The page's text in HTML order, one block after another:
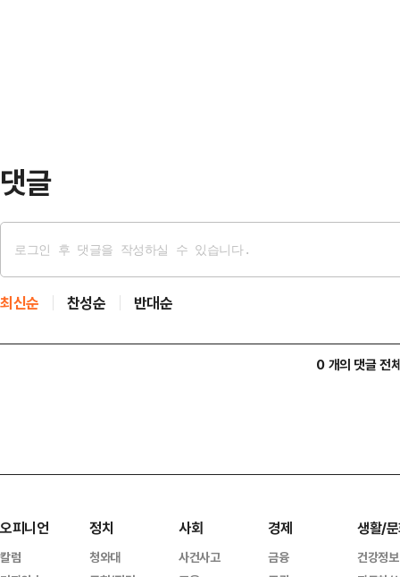
댓글
최신순 찬성순 반대순
0 개의 댓글 전
오피니언
칼럼
정치
청와대
사회
사건사고
경제
금융
생활/
건강정보